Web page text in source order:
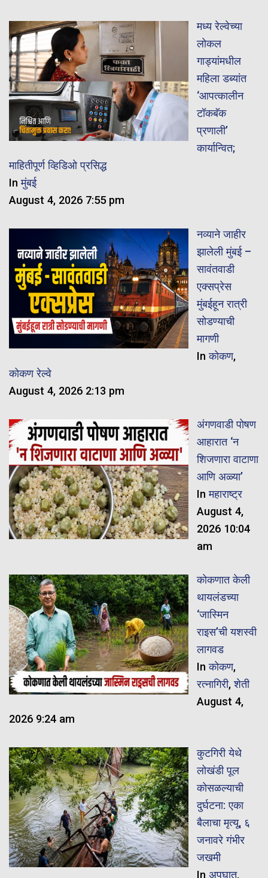
मध्य रेल्वेच्या
लोकल
गाड्यांमधील
महिला डब्यांत
‘आपत्कालीन
टॉकबॅक
प्रणाली’
कार्यान्वित;
माहितीपूर्ण व्हिडिओ प्रसिद्ध
Inमुंबई
August 4, 2026 7:55 pm
नव्याने जाहीर
झालेली मुंबई –
सावंतवाडी
एक्सप्रेस
मुंबईहून रात्री
सोडण्याची
मागणी
Inकोकण,
कोकण रेल्वे
August 4, 2026 2:13 pm
अंगणवाडी पोषण
आहारात ‘न
शिजणारा वाटाणा
आणि अळ्या’
Inमहाराष्ट्र
August 4,
2026 10:04
am
कोकणात केली
थायलंडच्या
‘जास्मिन
राइस’ची यशस्वी
लागवड
Inकोकण,
रत्नागिरी,शेती
August 4,
2026 9:24 am
कुटगिरी येथे
लोखंडी पूल
कोसळल्याची
दुर्घटना: एका
बैलाचा मृत्यू, ६
जनावरे गंभीर
जखमी
In अपघात,